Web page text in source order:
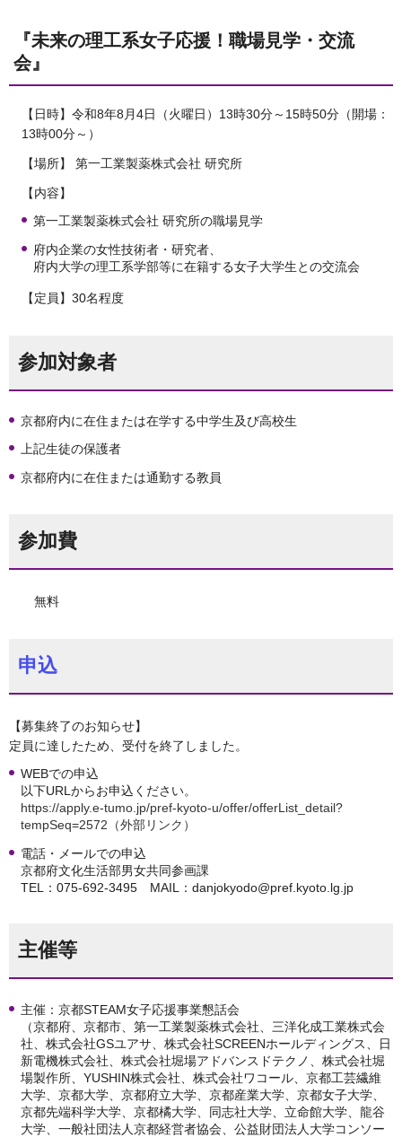
『未来の理工系女子応援！職場見学・交流
会』
【日時】令和8年8月4日（火曜日）13時30分～15時50分（開場：
13時00分～）
【場所】 第一工業製薬株式会社 研究所
【内容】
第一工業製薬株式会社 研究所の職場見学
府内企業の女性技術者・研究者、
府内大学の理工系学部等に在籍する女子大学生との交流会
【定員】30名程度
参加対象者
京都府内に在住または在学する中学生及び高校生
上記生徒の保護者
京都府内に在住または通勤する教員
参加費
無料
申込
【募集終了のお知らせ】
定員に達したため、受付を終了しました。
WEBでの申込
以下URLからお申込ください。
https://apply.e-tumo.jp/pref-kyoto-u/offer/offerList_detail?
tempSeq=2572（外部リンク）
電話・メールでの申込
京都府文化生活部男女共同参画課
TEL：075-692-3495 MAIL：danjokyodo@pref.kyoto.lg.jp
主催等
主催：京都STEAM女子応援事業懇話会
（京都府、京都市、第一工業製薬株式会社、三洋化成工業株式会
社、株式会社GSユアサ、株式会社SCREENホールディングス、日
新電機株式会社、株式会社堀場アドバンスドテクノ、株式会社堀
場製作所、YUSHIN株式会社、株式会社ワコール、京都工芸繊維
大学、京都大学、京都府立大学、京都産業大学、京都女子大学、
京都先端科学大学、京都橘大学、同志社大学、立命館大学、龍谷
大学、一般社団法人京都経営者協会、公益財団法人大学コンソー